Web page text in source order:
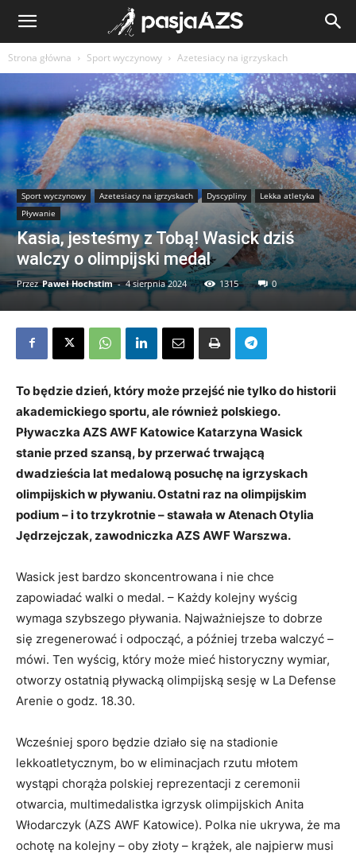
Strona główna Sport wyczynowy Azetesiacy na igrzyskach
Sport wyczynowy Azetesiacy na igrzyskach Dyscypliny
Lekka atletyka
Pływanie
Kasia, jesteśmy z Tobą! Wasick dziś
walczy o olimpijski medal
Przez Paweł Hochstim - 4 sierpnia 2024 1315 0
To będzie dzień, który może przejść nie tylko do historii
akademickiego sportu, ale również polskiego.
Pływaczka AZS AWF Katowice Katarzyna Wasick
stanie przed szansą, by przerwać trwającą
dwadzieścia lat medalową posuchę na igrzyskach
olimpijskich w pływaniu. Ostatni raz na olimpijskim
podium – i to trzykrotnie – stawała w Atenach Otylia
Jędrzejczak, zawodniczka AZS AWF Warszwa.
Wasick jest bardzo skoncentrowana i nie chce
zapowiadać walki o medal. – Każdy kolejny wyścig
wymaga szybszego pływania. Najważniejsze to dobrze
się zregenerować i odpocząć, a później trzeba walczyć –
mówi. Ten wyścig, który może mieć historyczny wymiar,
otworzy ostatnią pływacką olimpijską sesję w La Defense
Arenie o godz. 18.30.
Wcześniej sporo będzie działo się na stadionie
lekkoatletycznym, bo w eliminacjach rzutu młotem
wystąpi chorąża polskiej reprezentacji z ceremonii
otwarcia, multimedalistka igrzysk olimpijskich Anita
Włodarczyk (AZS AWF Katowice). Polka nie ukrywa, że ma
ochotę na kolejny – oby złoty – krążek, ale najpierw musi